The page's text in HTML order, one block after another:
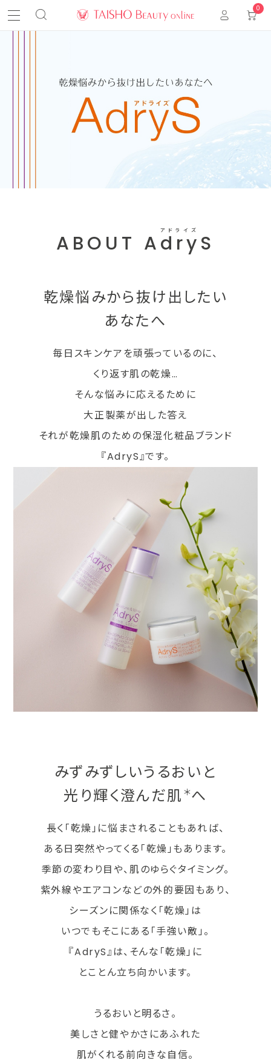
0
ABOUT AdryS
アドライズ
乾燥悩みから抜け出したい
あなたへ
毎日スキンケアを頑張っているのに、
くり返す肌の乾燥…
そんな悩みに応えるために
大正製薬が出した答え
それが乾燥肌のための保湿化粧品ブランド
『AdryS』です。
みずみずしいうるおいと
光り輝く澄んだ肌 ＊へ
長く「乾燥」に悩まされることもあれば、
ある日突然やってくる「乾燥」もあります。
季節の変わり目や、肌のゆらぐタイミング。
紫外線やエアコンなどの外的要因もあり、
シーズンに関係なく「乾燥」は
いつでもそこにある「手強い敵」。
『AdryS』は、そんな「乾燥」に
とことん立ち向かいます。
うるおいと明るさ。
美しさと健やかさにあふれた
肌がくれる前向きな自信。